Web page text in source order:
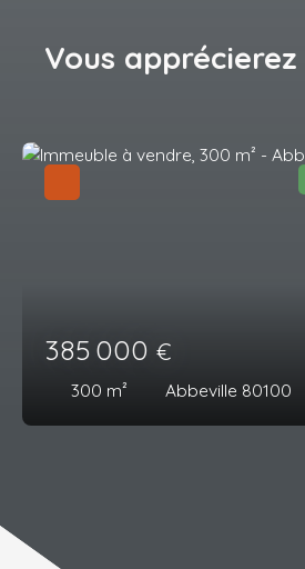
Vous apprécierez
385 000 €
300 m² Abbeville 80100